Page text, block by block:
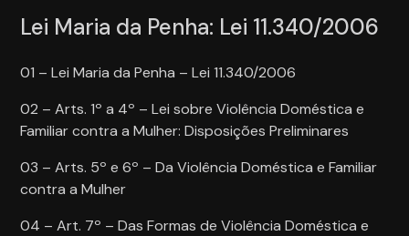
Lei Maria da Penha: Lei 11.340/2006
01 – Lei Maria da Penha – Lei 11.340/2006
02 – Arts. 1º a 4º – Lei sobre Violência Doméstica e
Familiar contra a Mulher: Disposições Preliminares
03 – Arts. 5º e 6º – Da Violência Doméstica e Familiar
contra a Mulher
04 – Art. 7º – Das Formas de Violência Doméstica e